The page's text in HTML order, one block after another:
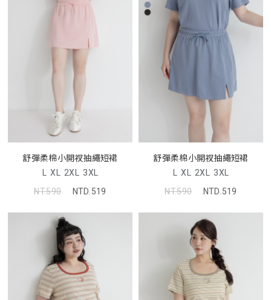
舒彈柔棉小開衩抽繩短裙
L XL 2XL 3XL
NT.590
NTD.519
舒彈柔棉小開衩抽繩短裙
L XL 2XL 3XL
NT.590
NTD.519